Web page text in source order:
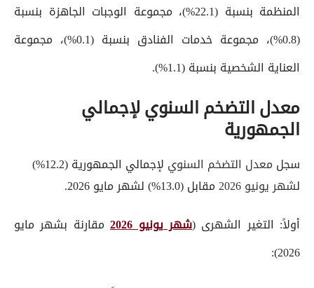
المنظمة بنسبة (22.1%)، مجموعة الوجبات الجاهزة بنسبة
(0.8%)، مجموعة خدمات الفنادق بنسبة (0.1%)، مجموعة
العناية الشخصية بنسبة (1.1%).
معدل التضخم السنوي لإجمالي
الجمهورية
سجل معدل التضخم السنوي
لإجمالي الجمهورية (12.2%)
لشهر يونيو 2026
مقابل (13.0%) لشهر مايو 2026.
أولاً: التغير الشهرى (شهر يونيو 2026
مقارنة بشهر مايو
2026):